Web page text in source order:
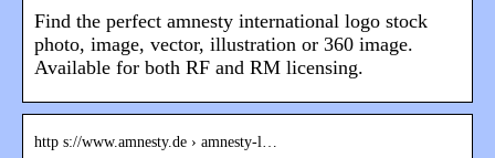
Find the perfect amnesty international logo stock
photo, image, vector, illustration or 360 image.
Available for both RF and RM licensing.
http s://www.amnesty.de › amnesty-l…